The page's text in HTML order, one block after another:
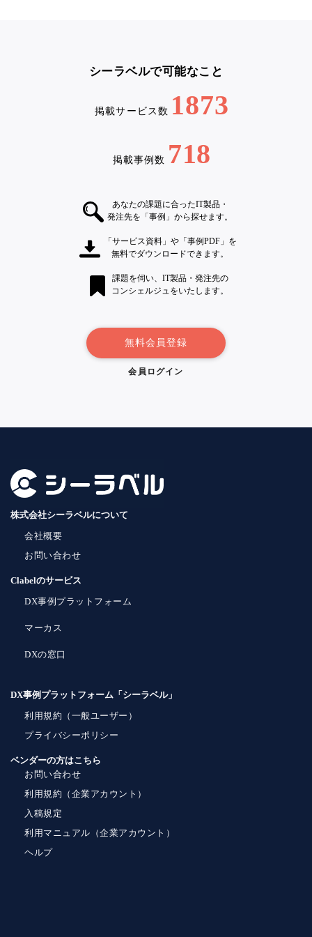
シーラベルで可能なこと
掲載サービス数 1873
掲載事例数 718
あなたの課題に合ったIT製品・
発注先を「事例」から探せます。
「サービス資料」や「事例PDF」を
無料でダウンロードできます。
課題を伺い、IT製品・発注先の
コンシェルジュをいたします。
無料会員登録
会員ログイン
株式会社シーラベルについて
会社概要
お問い合わせ
Clabelのサービス
DX事例プラットフォーム
マーカス
DXの窓口
DX事例プラットフォーム「シーラベル」
利用規約（一般ユーザー）
プライバシーポリシー
ベンダーの方はこちら
お問い合わせ
利用規約（企業アカウント）
入稿規定
利用マニュアル（企業アカウント）
ヘルプ